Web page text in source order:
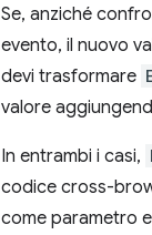
Se, anziché
evento, il nuovo
devi trasformare
valore
In entrambi i casi,
codice cross-
come parametro